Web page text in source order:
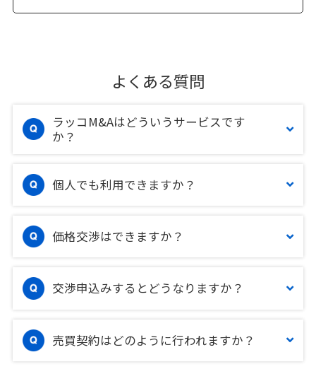
よくある質問
ラッコM&Aはどういうサービスです
か？
個人でも利用できますか？
価格交渉はできますか？
交渉申込みするとどうなりますか？
売買契約はどのように行われますか？